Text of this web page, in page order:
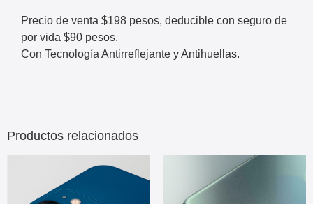
Precio de venta $198 pesos, deducible con seguro de
por vida $90 pesos.
Con Tecnología Antirreflejante y Antihuellas.
Productos relacionados